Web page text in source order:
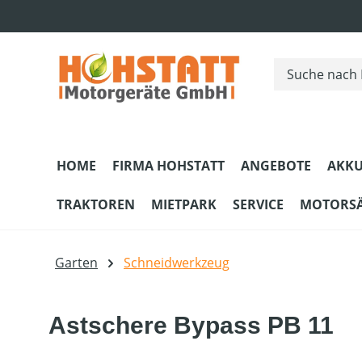
HOME FIRMA HOHSTATT ANGEBOTE
TRAKTOREN MIETPARK SERVICE
Garten Schneidwerkzeug
Astschere Bypass PB 11